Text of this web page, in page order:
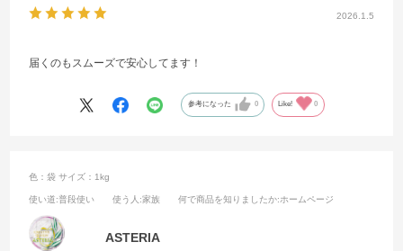
2026.1.5
届くのもスムーズで安心してます！
参考になった 0 Like! 0
色：袋 サイズ：1kg
使い道:普段使い 使う人 :家族 何で商品を知りましたか:ホームページ
ASTERIA